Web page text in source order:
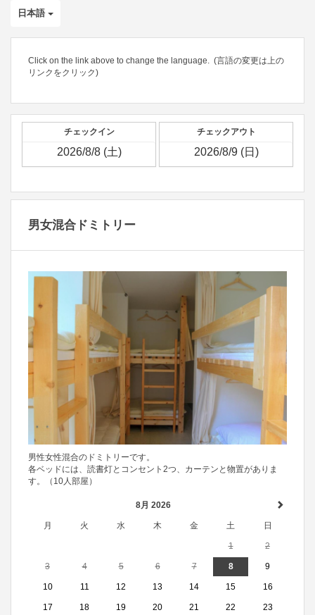
日本語
Click on the link above to change the language. (言語の変更は上の
リンクをクリック)
チェックイン チェックアウト
男女混合ドミトリー
男性女性混合のドミトリーです。
各ベッドには、読書灯とコンセント2つ、カーテンと物置がありま
す。（10人部屋）
8月 2026
月 火 水 木 金 土 日
1 2
3 4 5 6 7 8 9
10 11 12 13 14 15 16
17 18 19 20 21 22 23